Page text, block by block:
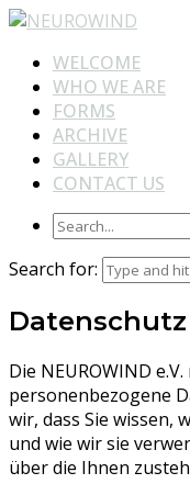
WELCOME
WHO WE ARE
FORMS
ARCHIVE
GALLERY
CONTACT US
Search for:
Datenschutz
Die NEUROWIND
personenbezogene
wir, dass Sie wissen,
und wie wir sie
über die Ihnen